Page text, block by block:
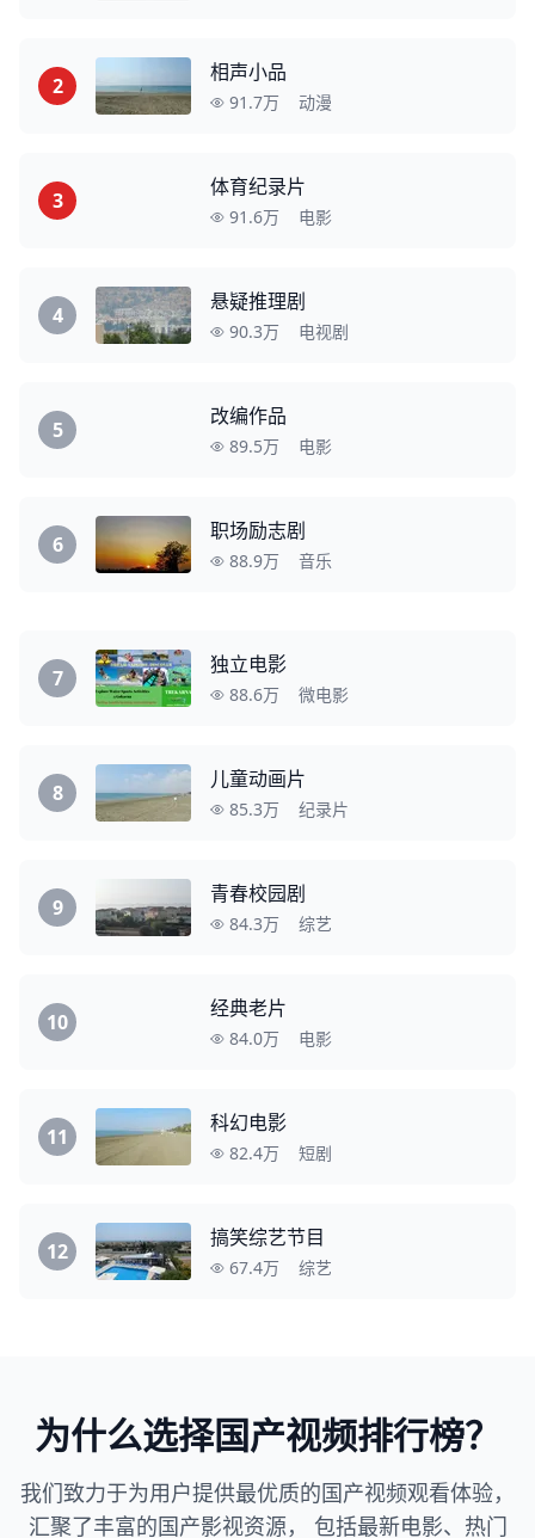
2
相声小品
91.7万 动漫
3
体育纪录片
91.6万 电影
4
悬疑推理剧
90.3万 电视剧
5
改编作品
89.5万 电影
6
职场励志剧
88.9万 音乐
7
独立电影
88.6万 微电影
8
儿童动画片
85.3万 纪录片
9
青春校园剧
84.3万 综艺
10
经典老片
84.0万 电影
11
科幻电影
82.4万 短剧
12
搞笑综艺节目
67.4万 综艺
为什么选择国产视频排行榜？
我们致力于为用户提供最优质的国产视频观看体验，
汇聚了丰富的国产影视资源， 包括最新电影、热门